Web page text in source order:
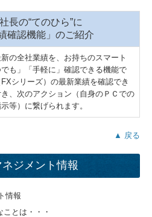
長の“てのひら”に
確認機能」のご紹介
の全社業績を、お持ちのスマート
も」「手軽に」確認できる機能で
シリーズ）の最新業績を確認でき
、次のアクション（自身のＰＣでの
等）に繋げられます。
▲ 戻る
ジメント情報
とは・・・